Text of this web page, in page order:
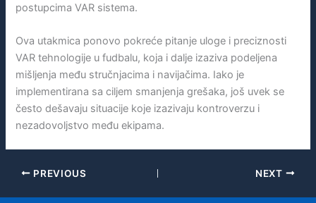
postupcima VAR sistema.
Ova utakmica ponovo pokreće pitanje uloge i preciznosti
VAR tehnologije u fudbalu, koja i dalje izaziva podeljena
mišljenja među stručnjacima i navijačima. Iako je
implementirana sa ciljem smanjenja grešaka, još uvek se
često dešavaju situacije koje izazivaju kontroverzu i
nezadovoljstvo među ekipama.
PREVIOUS NEXT